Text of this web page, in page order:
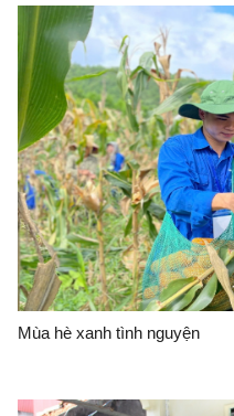
Mùa hè xanh tình nguyện